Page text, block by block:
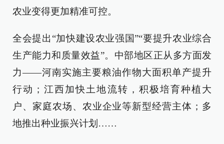
农业变得更加精准可控。
全会提出“加快建设农业强国”“要提升农业综合
生产能力和质量效益”。中部地区正从多方面发
力——河南实施主要粮油作物大面积单产提升
行动；江西加快土地流转，积极培育种植大
户、家庭农场、农业企业等新型经营主体；多
地推出种业振兴计划……